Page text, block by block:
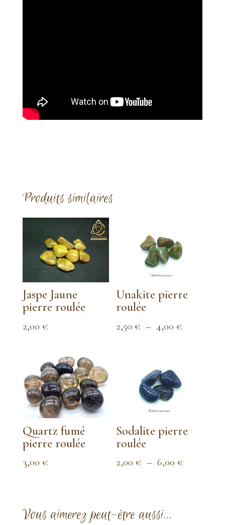
Produits similaires
Jaspe Jaune
pierre roulée
2,00 €
Unakite pierre
roulée
2,50€ – 4,00€
Quartz fumé
pierre roulée
3,00 €
Sodalite pierre
roulée
2,00€ – 6,00€
Vous aimerez peut-être aussi…